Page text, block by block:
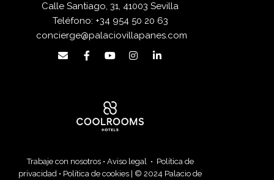
Calle Santiago, 31, 41003 Sevilla
Teléfono: +34 954 50 20 63
concierge@palaciovillapanes.com
Trabaje con nosotros • Aviso legal • Política de
privacidad • Política de cookies | © 2024 Palacio de